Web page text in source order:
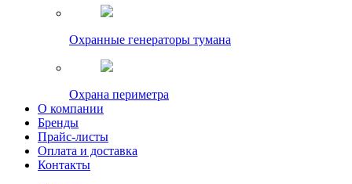
Охранные генераторы тумана
Охрана периметра
О компании
Бренды
Прайс-листы
Оплата и доставка
Контакты